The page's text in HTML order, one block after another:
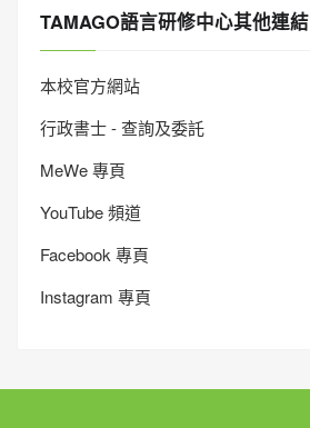
TAMAGO語言研修中心其他連結
本校官方網站
行政書士 - 查詢及委託
MeWe 專頁
YouTube 頻道
Facebook 專頁
Instagram 專頁